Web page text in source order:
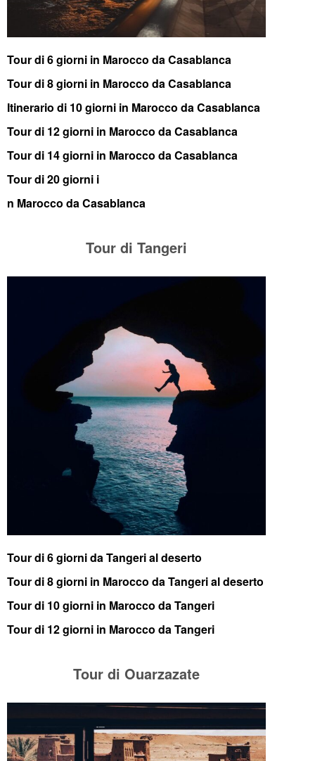
Tour di 6 giorni in Marocco da Casablanca
Tour di 8 giorni in Marocco da Casablanca
Itinerario di 10 giorni in Marocco da Casablanca
Tour di 12 giorni in Marocco da Casablanca
Tour di 14 giorni in Marocco da Casablanca
Tour di 20 giorni i
n Marocco da Casablanca
Tour di Tangeri
Tour di 6 giorni da Tangeri al deserto
Tour di 8 giorni in Marocco da Tangeri al deserto
Tour di 10 giorni in Marocco da Tangeri
Tour di 12 giorni in Marocco da Tangeri
Tour di Ouarzazate